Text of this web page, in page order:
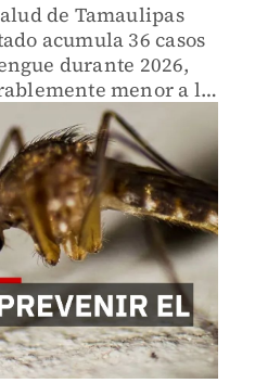
de Tamaulipas
acumula 36 casos
durante 2026,
menor a la
periodo del año
contabilizaron cerca